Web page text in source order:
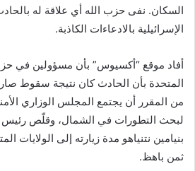
السكان. نفى حزب الله أي علاقة له
الإسرائيلية بالادعاءات الكاذبة.
أفاد موقع “أكسيوس” بأن مسؤولين في حزب
المتحدة بأن الحادث كان نتيجة سقوط
من المقرر أن يجتمع المجلس الوزاري
لبحث التطورات في الشمال، وقلّص رئيس
بنيامين نتنياهو مدة زيارته إلى الولايات
ثمن باهظ.